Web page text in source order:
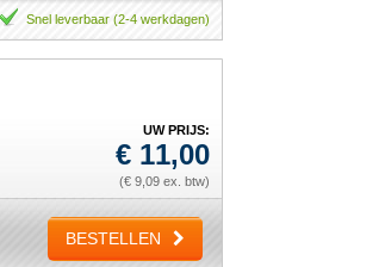
Snel leverbaar (2-4 werkdagen)
UW PRIJS:
€ 11,00
(€ 9,09 ex. btw)
BESTELLEN